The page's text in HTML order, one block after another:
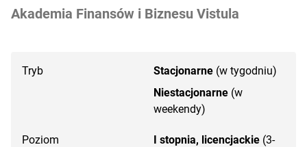
Akademia Finansów i Biznesu Vistula
Tryb Stacjonarne (w tygodniu)
Niestacjonarne (w
weekendy)
Poziom I stopnia, licencjackie (3-